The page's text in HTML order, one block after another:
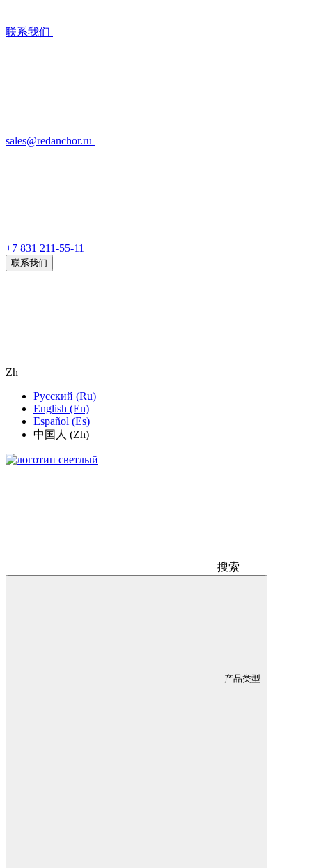
联系我们
sales@redanchor.ru
+7 831 211-55-11
联系我们
Zh
Русский (Ru)
English (En)
Español (Es)
中国人 (Zh)
搜索
产品类型